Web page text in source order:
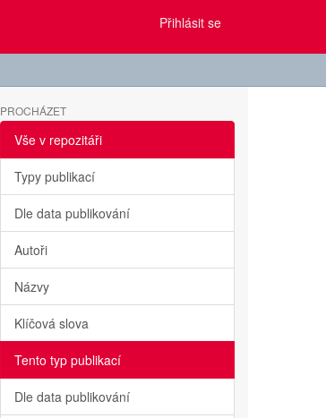
Přihlásit se
PROCHÁZET
Vše v repozitáři
Typy publikací
Dle data publikování
Autoři
Názvy
Klíčová slova
Tento typ publikací
Dle data publikování